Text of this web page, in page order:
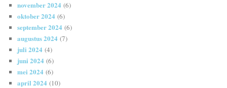
november 2024 (6)
oktober 2024 (6)
september 2024 (6)
augustus 2024 (7)
juli 2024 (4)
juni 2024 (6)
mei 2024 (6)
april 2024 (10)